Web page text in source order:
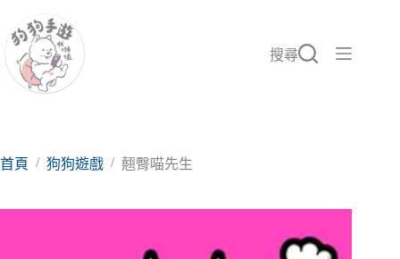
至
要
搜尋
首頁 / 狗狗遊戲 / 翹臀喵先生